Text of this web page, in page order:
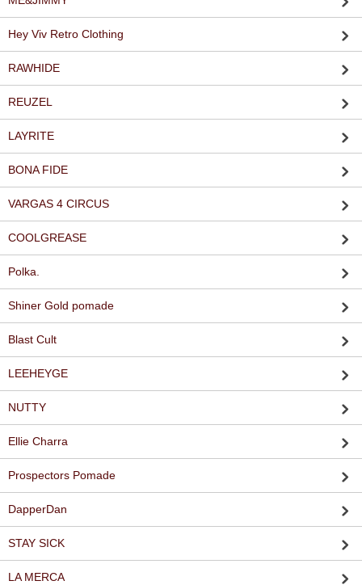
Hey Viv Retro Clothing
RAWHIDE
REUZEL
LAYRITE
BONA FIDE
VARGAS 4 CIRCUS
COOLGREASE
Polka.
Shiner Gold pomade
Blast Cult
LEEHEYGE
NUTTY
Ellie Charra
Prospectors Pomade
DapperDan
STAY SICK
LA MERCA